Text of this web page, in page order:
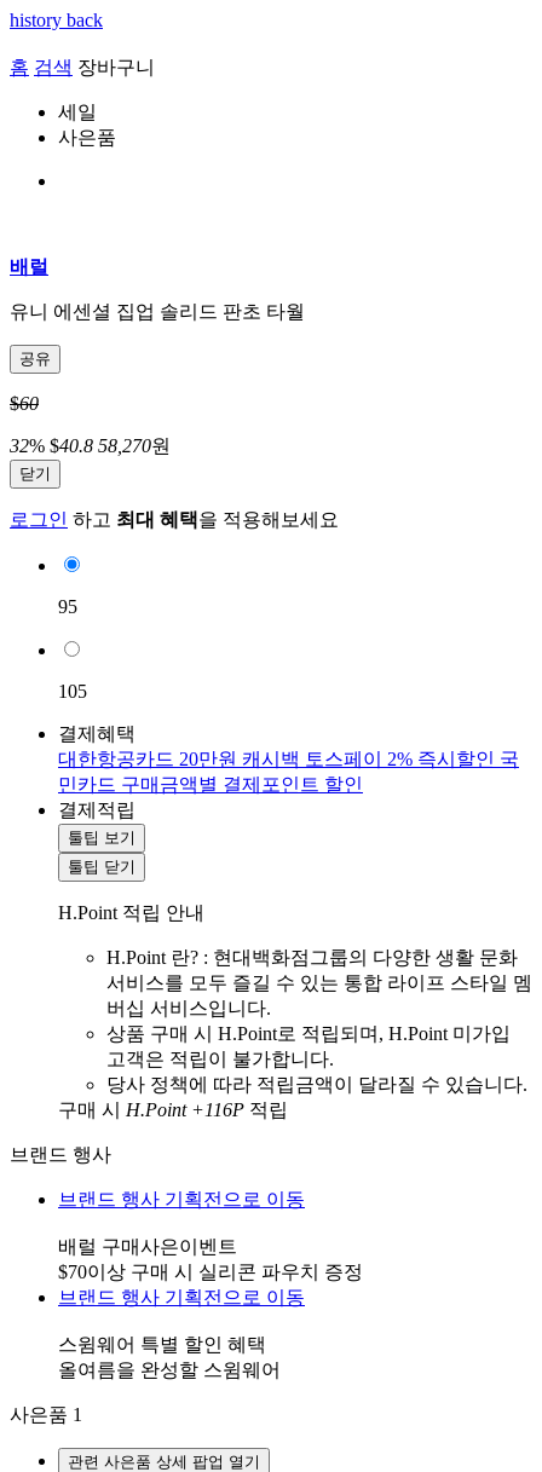
history back
홈 검색 장바구니
세일
사은품
배럴
유니 에센셜 집업 솔리드 판초 타월
공유
$60
32% $40.8 58,270원
닫기
로그인 하고 최대 혜택을 적용해보세요
95
105
결제혜택
대한항공카드 20만원 캐시백 토스페이 2% 즉시할인 국
민카드 구매금액별 결제포인트 할인
결제적립
툴팁 보기
툴팁 닫기
H.Point 적립 안내
H.Point 란? : 현대백화점그룹의 다양한 생활 문화
서비스를 모두 즐길 수 있는 통합 라이프 스타일 멤
버십 서비스입니다.
상품 구매 시 H.Point로 적립되며, H.Point 미가입
고객은 적립이 불가합니다.
당사 정책에 따라 적립금액이 달라질 수 있습니다.
구매 시 H.Point +116P 적립
브랜드 행사
브랜드 행사 기획전으로 이동
배럴 구매사은이벤트
$70이상 구매 시 실리콘 파우치 증정
브랜드 행사 기획전으로 이동
스윔웨어 특별 할인 혜택
올여름을 완성할 스윔웨어
사은품 1
관련 사은품 상세 팝업 열기